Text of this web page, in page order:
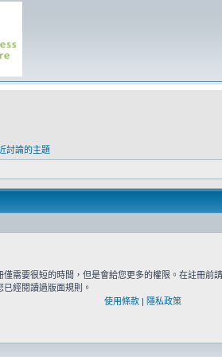
討論的主題
僅需要很短的時間，但是會給您更多的權限。在註冊前
經閱讀過版面規則。
使用條款 | 隱私政策